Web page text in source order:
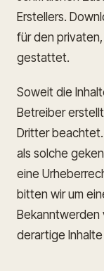
Erstellers.
für den
gestattet.
Soweit die
Betreiber
Dritter
als solche
eine
bitten wir um
derartige